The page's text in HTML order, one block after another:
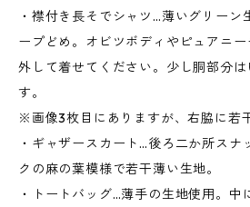
・襟付き長そでシャツ…薄いグリーン
ープどめ。オビツボディやピュアニ
外して着せてください。少し胴部分
す。
※画像3枚目にありますが、右脇に若
・ギャザースカート…後ろ二か所スナ
クの麻の葉模様で若干薄い生地。
・トートバッグ…薄手の生地使用。中